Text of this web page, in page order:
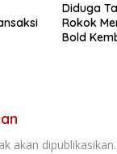
Diduga
Rokok
Bold
akan dipublikasikan.